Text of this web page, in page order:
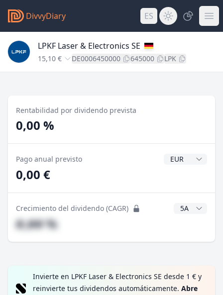
DivvyDiary ES
LPKF Laser & Electronics SE
15,10 € DE0006450000 645000 LPK
Rentabilidad por dividendo prevista
0,00 %
Pago anual previsto Divisa del
0,00 €
Crecimiento del dividendo (CAGR) Años CAGR
#,## %
Invierte en LPKF Laser & Electronics SE desde 1 € y
reinvierte tus dividendos automáticamente. Abre